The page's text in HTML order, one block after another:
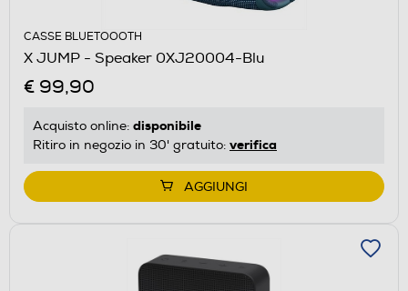
CASSE BLUETOOOTH
X JUMP - Speaker 0XJ20004-Blu
€ 99,90
Acquisto online: disponibile
Ritiro in negozio in 30' gratuito: verifica
AGGIUNGI